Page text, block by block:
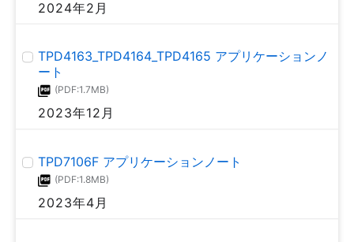
LDOレギュレーター高周波回路向け電源への応用
(PDF:3.0MB)
2022年4月
低電圧で低ドロップアウト・低損失を実現する 2 電
源 LDO
(PDF:928KB)
2024年2月
TPD4163_TPD4164_TPD4165 アプリケーションノ
ート
(PDF:1.7MB)
2023年12月
TPD7106F アプリケーションノート
(PDF:1.8MB)
2023年4月